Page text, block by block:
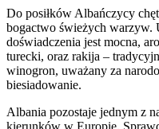
Do posiłków Albańczycy
bogactwo świeżych warzyw.
doświadczenia jest mocna,
turecki, oraz rakija –
winogron, uważany za
biesiadowanie.
Albania pozostaje jednym z
kierunków w Europie.